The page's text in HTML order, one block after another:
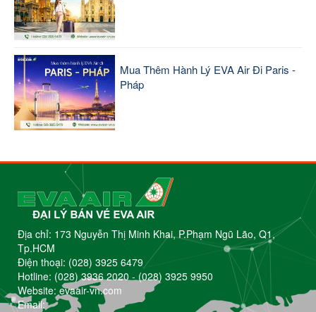
Mua Thêm Hành Lý EVA Air Đi Paris -
Pháp
Địa chỉ: 173 Nguyễn Thị Minh Khai, P.Phạm Ngũ Lão, Q1,
Tp.HCM
Điện thoại: (028) 3925 6479
Hotline: (028) 3936 2020-(028) 3925 9950
Website: evaair-vn.com
Email: